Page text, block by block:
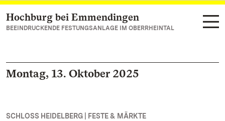
Zum Hauptinhalt springen
Hochburg bei Emmendingen
BEEINDRUCKENDE FESTUNGSANLAGE IM OBERRHEINTAL
Montag, 13. Oktober 2025
SCHLOSS HEIDELBERG | FESTE & MÄRKTE